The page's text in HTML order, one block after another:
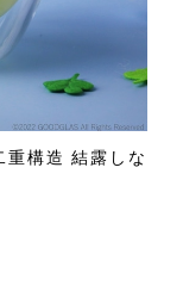
重構造 結露しな